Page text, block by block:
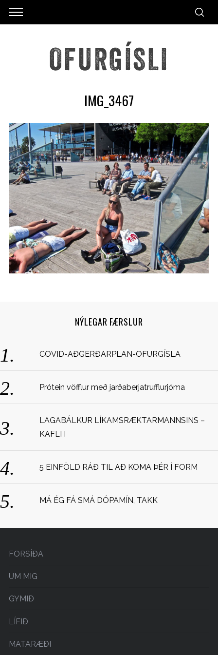
IMG_3467
NÝLEGAR FÆRSLUR
COVID-AÐGERÐARPLAN-OFURGÍSLA
Prótein vöfflur með jarðaberjatrufflurjóma
LAGABÁLKUR LÍKAMSRÆKTARMANNSINS –
KAFLI I
5 EINFÖLD RÁÐ TIL AÐ KOMA ÞÉR Í FORM
MÁ ÉG FÁ SMÁ DÓPAMÍN, TAKK
FORSÍÐA
UM MIG
GYMIÐ
LÍFIÐ
MATARÆÐI
e
c
o
r